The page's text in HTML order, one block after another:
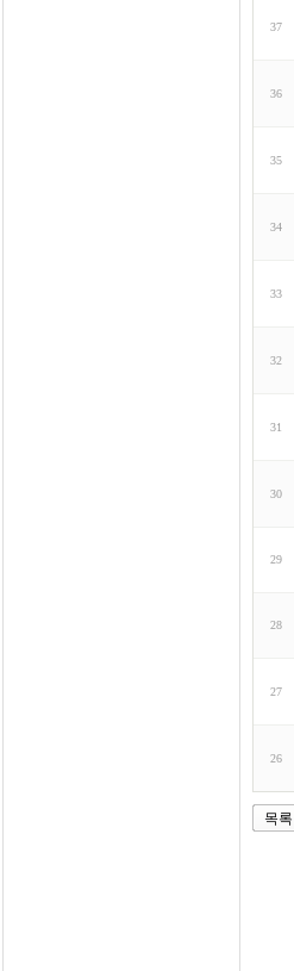
37
36
35
34
33
32
31
30
29
28
27
26
목록